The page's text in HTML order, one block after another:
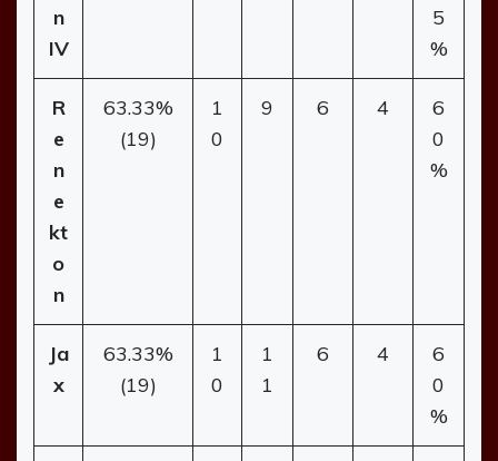
n
IV
5
%
R
e
n
e
kt
o
n
63.33%
(19)
1
0
9 6 4
6
0
%
Ja
x
63.33%
(19)
1
0
1
1
6 4
6
0
%